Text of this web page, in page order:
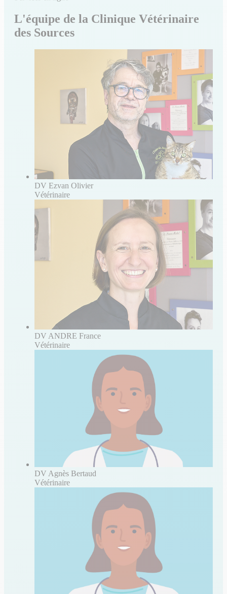
L'équipe de la Clinique Vétérinaire
des Sources
DV Ezvan Olivier
Vétérinaire
DV ANDRE France
Vétérinaire
DV Agnès Bertaud
Vétérinaire